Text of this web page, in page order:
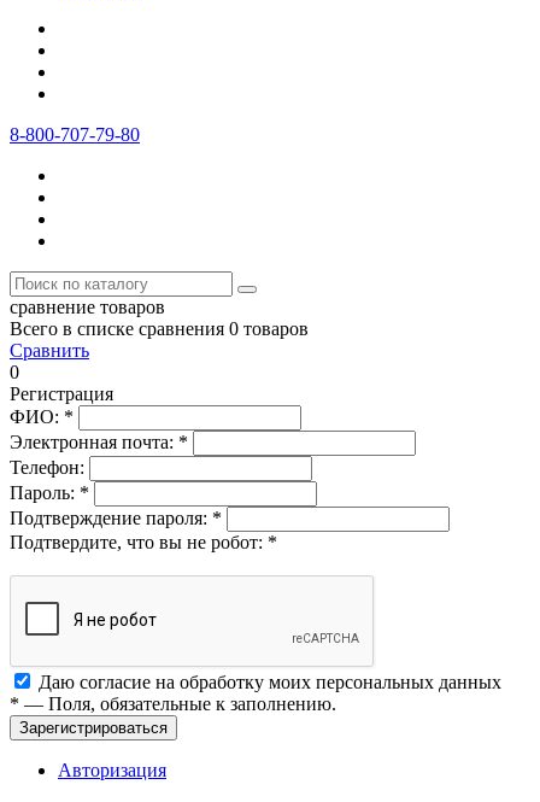
8-800-707-79-80
сравнение товаров
Всего в списке сравнения 0 товаров
Сравнить
0
Регистрация
ФИО: *
Электронная почта: *
Телефон:
Пароль: *
Подтверждение пароля: *
Подтвердите, что вы не робот: *
Даю согласие на обработку моих персональных данных
* — Поля, обязательные к заполнению.
Зарегистрироваться
Авторизация